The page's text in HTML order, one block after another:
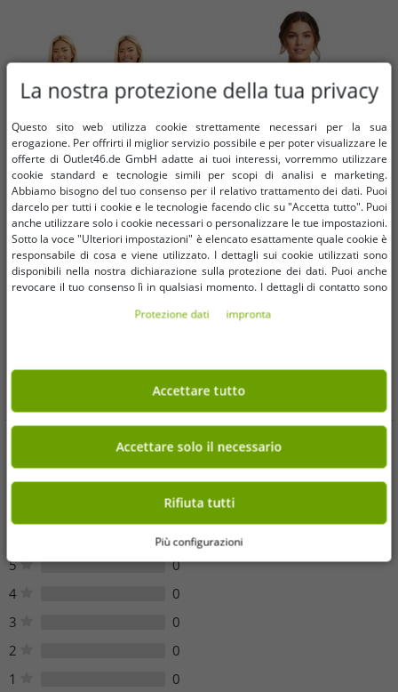
Taglie disponibili
38 40 42 46
RRP27,99 €* 2,11 €
Taglie disponibili
40 42 44 46
RRP12,99 €* 0,99 €
Opinioni dei clienti
Sfortunatamente, non ci sono recensioni dei clienti per questo
articolo.
5
0
4
0
3
0
2
0
1
0
La nostra protezione della tua privacy
Questo sito web utilizza cookie strettamente necessari per la sua
erogazione. Per offrirti il ​​miglior servizio possibile e per poter visualizzare le
offerte di Outlet46.de GmbH adatte ai tuoi interessi, vorremmo utilizzare
cookie standard e tecnologie simili per scopi di analisi e marketing.
Abbiamo bisogno del tuo consenso per il relativo trattamento dei dati. Puoi
darcelo per tutti i cookie e le tecnologie facendo clic su "Accetta tutto". Puoi
anche utilizzare solo i cookie necessari o personalizzare le tue impostazioni.
Sotto la voce "Ulteriori impostazioni" è elencato esattamente quale cookie è
responsabile di cosa e viene utilizzato. I dettagli sui cookie utilizzati sono
disponibili nella nostra dichiarazione sulla protezione dei dati. Puoi anche
revocare il tuo consenso lì in qualsiasi momento. I dettagli di contatto sono
Protezione dati impronta
Accettare tutto
Accettare solo il necessario
Rifiuta tutti
Più configurazioni